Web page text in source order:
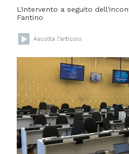
L'intervento a seguito
Fantino